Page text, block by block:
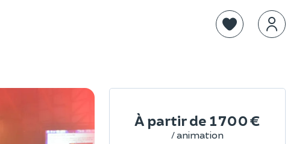
À partir de 1 700 €
/ animation